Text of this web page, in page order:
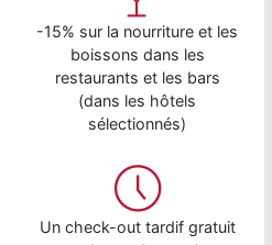
-15% sur la nourriture et les
boissons dans les
restaurants et les bars
(dans les hôtels
sélectionnés)
Un check-out tardif gratuit